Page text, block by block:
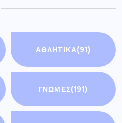
ΑΘΛΗΤΙΚΆ(91)
ΓΝΩΜΕΣ(191)